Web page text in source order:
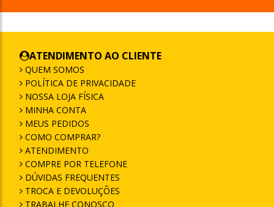
ATENDIMENTO AO CLIENTE
QUEM SOMOS
POLÍTICA DE PRIVACIDADE
NOSSA LOJA FÍSICA
MINHA CONTA
MEUS PEDIDOS
COMO COMPRAR?
ATENDIMENTO
COMPRE POR TELEFONE
DÚVIDAS FREQUENTES
TROCA E DEVOLUÇÕES
TRABALHE CONOSCO